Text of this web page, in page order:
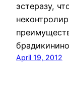
эстеразу,
April 19, 2012